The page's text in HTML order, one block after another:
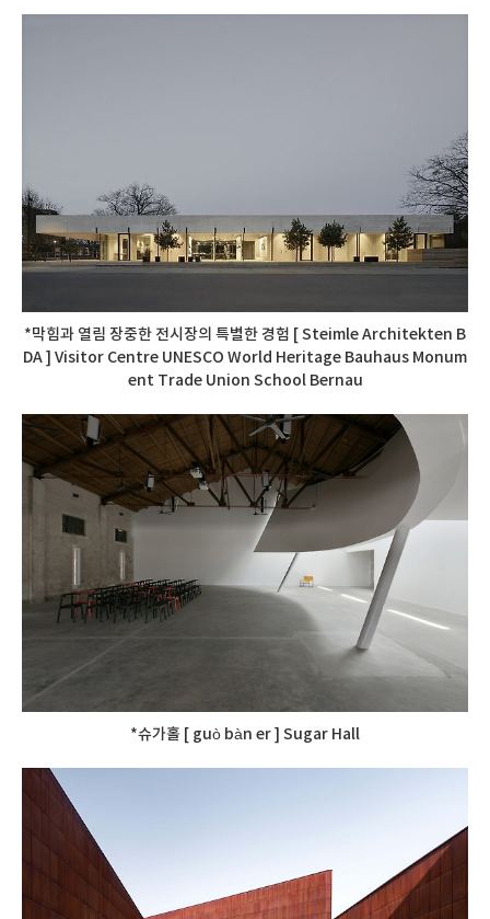
*막힘과 열림 장중한 전시장의 특별한 경험 [ Steimle Architekten B
DA ] Visitor Centre UNESCO World Heritage Bauhaus Monum
ent Trade Union School Bernau
*슈가홀 [ guò bàn er ] Sugar Hall